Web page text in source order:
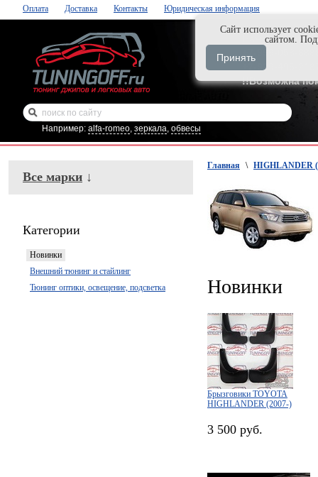
Оплата Доставка Контакты Юридическая информация
Нажми и
+7-929-495-
!!Возможна
Например: alfa-romeo, зеркала, обвесы
Все марки ↓
Категории
Новинки
Внешний тюнинг и стайлинг
Тюнинг оптики, освещение, подсветка
Главная \ HIGHLANDER
Новинки
Брызговики TOYOTA
HIGHLANDER (2007-)
3 500 руб.
Cайт использует
сайтом.
Принять